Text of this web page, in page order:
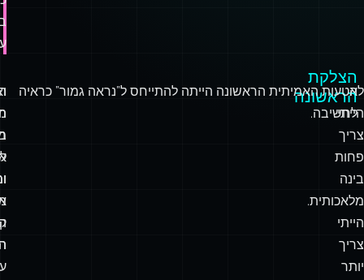
לא
הייתי
צריך
פחות
בינה
מלאכותית.
הייתי
צריך
יותר
הצלקת
הראשונה
הטעות האמיתית הראשונה הייתה להתייחס ל”נראה גמור” כראיה
לחשיבה.